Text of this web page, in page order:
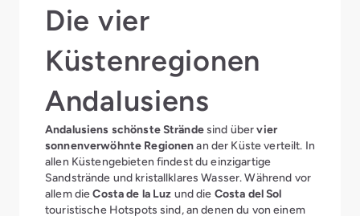
Die vier
Küstenregionen
Andalusiens
Andalusiens schönste Strändesind übervier
sonnenverwöhnte Regionenan der Küste verteilt. In
allen Küstengebieten findest du einzigartige
Sandstrände und kristallklares Wasser. Während vor
allem dieCosta de la Luz und die Costa del Sol
touristische Hotspots sind, an denen du von einem